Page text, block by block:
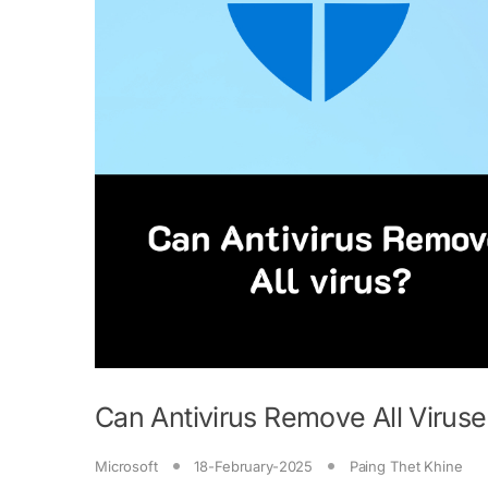
Can Antivirus Remove All
Microsoft 18-February-2025 Paing Thet Khine